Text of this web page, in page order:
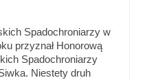
Spadochroniarzy w
przyznał Honorową
Spadochroniarzy
Niestety druh